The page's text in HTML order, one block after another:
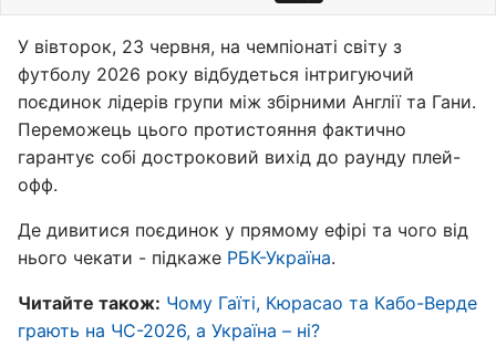
У вівторок, 23 червня, на чемпіонаті світу з
футболу 2026 року відбудеться інтригуючий
поєдинок лідерів групи між збірними Англії та Гани.
Переможець цього протистояння фактично
гарантує собі достроковий вихід до раунду плей-
офф.
Де дивитися поєдинок у прямому ефірі та чого від
нього чекати - підкаже РБК-Україна.
Читайте також: Чому Гаїті, Кюрасао та Кабо-Верде
грають на ЧС-2026, а Україна – ні?